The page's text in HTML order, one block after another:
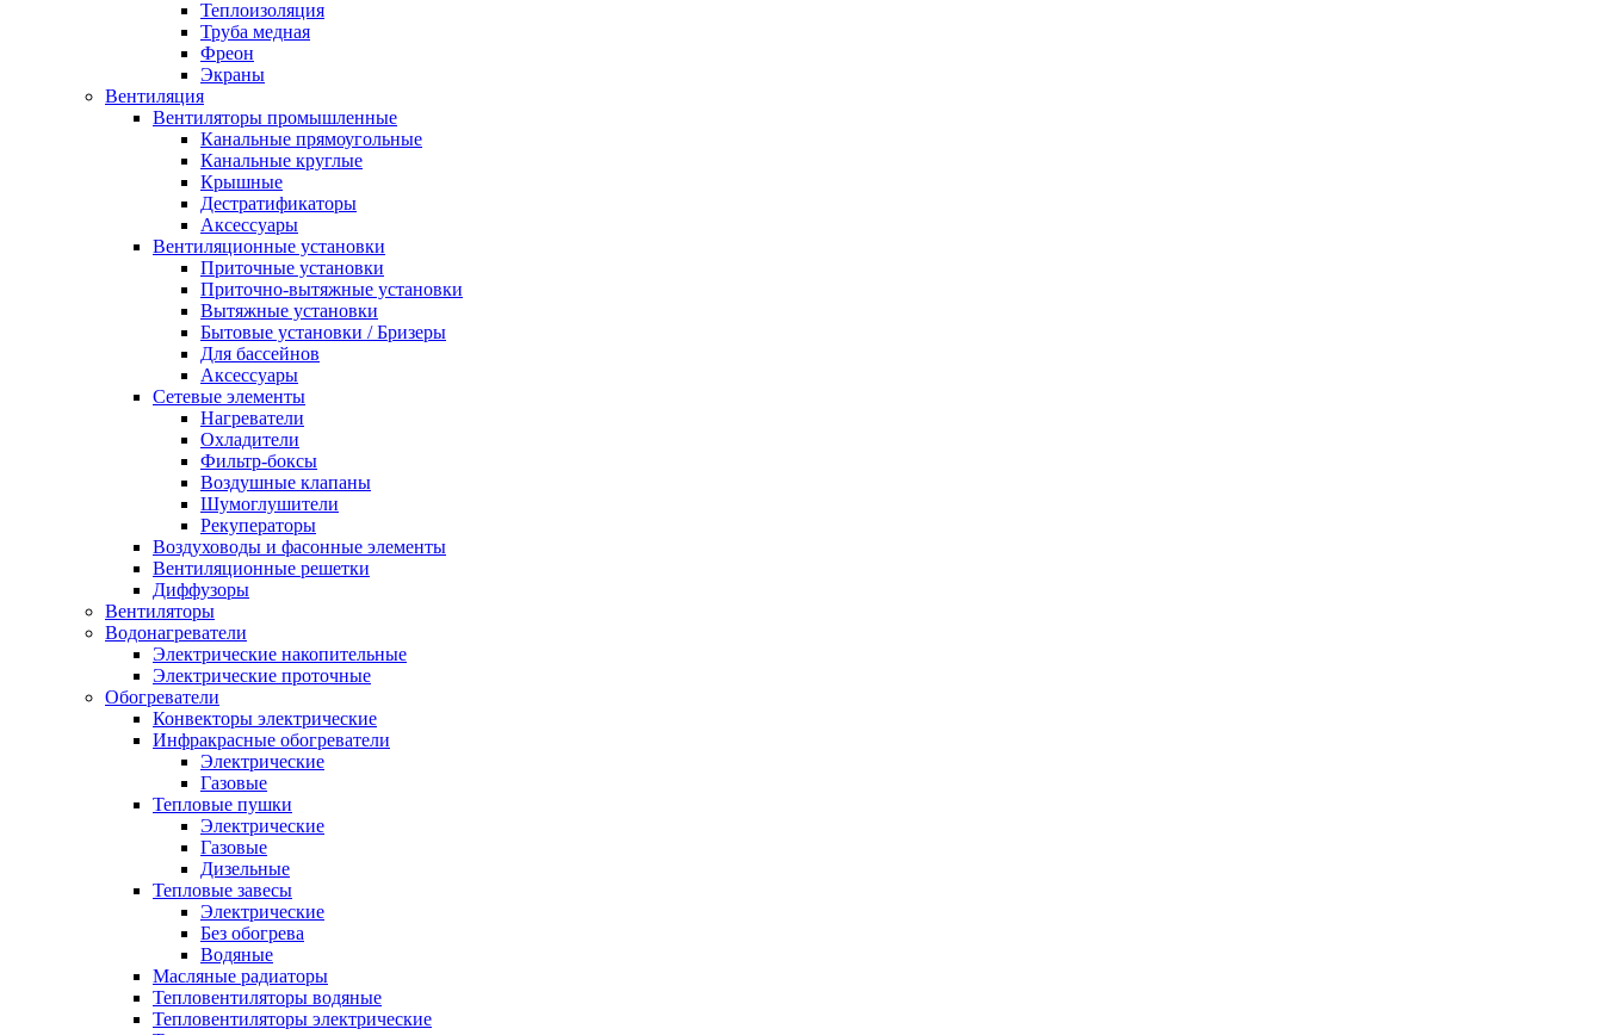
Теплоизоляция
Труба медная
Фреон
Экраны
Вентиляция
Вентиляторы промышленные
Канальные прямоугольные
Канальные круглые
Крышные
Дестратификаторы
Аксессуары
Вентиляционные установки
Приточные установки
Приточно-вытяжные установки
Вытяжные установки
Бытовые установки / Бризеры
Для бассейнов
Аксессуары
Сетевые элементы
Нагреватели
Охладители
Фильтр-боксы
Воздушные клапаны
Шумоглушители
Рекуператоры
Воздуховоды и фасонные элементы
Вентиляционные решетки
Диффузоры
Вентиляторы
Водонагреватели
Электрические накопительные
Электрические проточные
Обогреватели
Конвекторы электрические
Инфракрасные обогреватели
Электрические
Газовые
Тепловые пушки
Электрические
Газовые
Дизельные
Тепловые завесы
Электрические
Без обогрева
Водяные
Масляные радиаторы
Тепловентиляторы водяные
Тепловентиляторы электрические